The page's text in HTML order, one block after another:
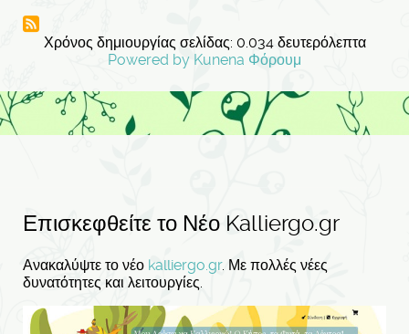
Χρόνος δημιουργίας σελίδας: 0.034 δευτερόλεπτα
Powered by Kunena Φόρουμ
Επισκεφθείτε το Νέο Kalliergo.gr
Ανακαλύψτε το νέο kalliergo.gr. Με πολλές νέες
δυνατότητες και λειτουργίες.